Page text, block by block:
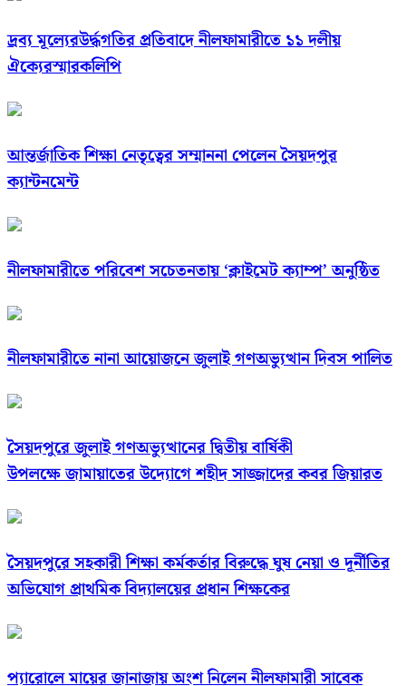
দ্রব্য মূল্যেরউর্দ্ধগতির প্রতিবাদে নীলফামারীতে ১১ দলীয়
ঐক্যেরস্মারকলিপি
আন্তর্জাতিক শিক্ষা নেতৃত্বের সম্মাননা পেলেন সৈয়দপুর
ক্যান্টনমেন্ট
নীলফামারীতে পরিবেশ সচেতনতায় ‘ক্লাইমেট ক্যাম্প’ অনুষ্ঠিত
নীলফামারীতে নানা আয়োজনে জুলাই গণঅভ্যুত্থান দিবস পালিত
সৈয়দপুরে জুলাই গণঅভ্যুত্থানের দ্বিতীয় বার্ষিকী
উপলক্ষে জামায়াতের উদ্যোগে শহীদ সাজ্জাদের কবর জিয়ারত
সৈয়দপুরে সহকারী শিক্ষা কর্মকর্তার বিরুদ্ধে ঘুষ নেয়া ও দূর্নীতির
অভিযোগ প্রাথমিক বিদ্যালয়ের প্রধান শিক্ষকের
প্যারোলে মায়ের জানাজায় অংশ নিলেন নীলফামারী সাবেক